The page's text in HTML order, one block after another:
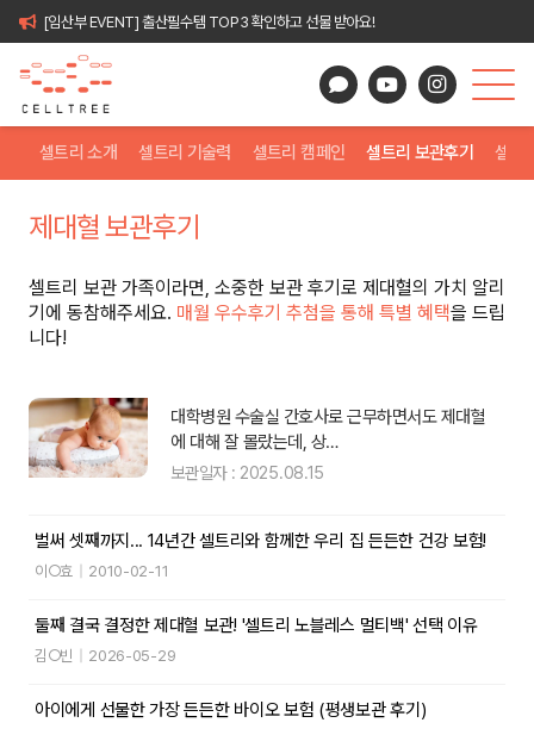
[임산부 EVENT] 출산필수템 TOP3 확인하고 선물 받아요!
셀트리 소개 셀트리 기술력 셀트리 캠페인 셀트리 보관후기 셀트
제대혈 보관후기
셀트리 보관 가족이라면, 소중한 보관 후기로 제대혈의 가치 알리
기에 동참해주세요. 매월 우수후기 추첨을 통해 특별 혜택을 드립
니다!
대학병원 수술실 간호사로 근무하면서도 제대혈
에 대해 잘 몰랐는데, 상…
보관일자 : 2025.08.15
벌써 셋째까지... 14년간 셀트리와 함께한 우리 집 든든한 건강 보험!
이○효 2010-02-11
둘째 결국 결정한 제대혈 보관! '셀트리 노블레스 멀티백' 선택 이유
김○빈 2026-05-29
아이에게 선물한 가장 든든한 바이오 보험 (평생보관 후기)